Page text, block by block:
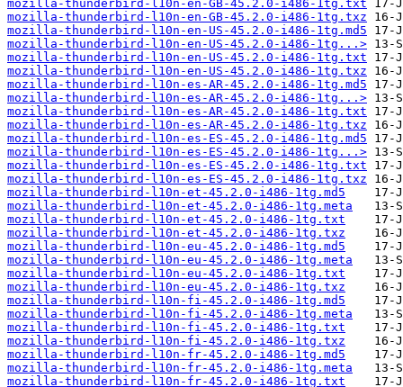
mozilla-thunderbird-l10n-en-GB-45.2.0-i486-1tg.txt
mozilla-thunderbird-l10n-en-GB-45.2.0-i486-1tg.txz
mozilla-thunderbird-l10n-en-US-45.2.0-i486-1tg.md5
mozilla-thunderbird-l10n-en-US-45.2.0-i486-1tg...>
mozilla-thunderbird-l10n-en-US-45.2.0-i486-1tg.txt
mozilla-thunderbird-l10n-en-US-45.2.0-i486-1tg.txz
mozilla-thunderbird-l10n-es-AR-45.2.0-i486-1tg.md5
mozilla-thunderbird-l10n-es-AR-45.2.0-i486-1tg...>
mozilla-thunderbird-l10n-es-AR-45.2.0-i486-1tg.txt
mozilla-thunderbird-l10n-es-AR-45.2.0-i486-1tg.txz
mozilla-thunderbird-l10n-es-ES-45.2.0-i486-1tg.md5
mozilla-thunderbird-l10n-es-ES-45.2.0-i486-1tg...>
mozilla-thunderbird-l10n-es-ES-45.2.0-i486-1tg.txt
mozilla-thunderbird-l10n-es-ES-45.2.0-i486-1tg.txz
mozilla-thunderbird-l10n-et-45.2.0-i486-1tg.md5
mozilla-thunderbird-l10n-et-45.2.0-i486-1tg.meta
mozilla-thunderbird-l10n-et-45.2.0-i486-1tg.txt
mozilla-thunderbird-l10n-et-45.2.0-i486-1tg.txz
mozilla-thunderbird-l10n-eu-45.2.0-i486-1tg.md5
mozilla-thunderbird-l10n-eu-45.2.0-i486-1tg.meta
mozilla-thunderbird-l10n-eu-45.2.0-i486-1tg.txt
mozilla-thunderbird-l10n-eu-45.2.0-i486-1tg.txz
mozilla-thunderbird-l10n-fi-45.2.0-i486-1tg.md5
mozilla-thunderbird-l10n-fi-45.2.0-i486-1tg.meta
mozilla-thunderbird-l10n-fi-45.2.0-i486-1tg.txt
mozilla-thunderbird-l10n-fi-45.2.0-i486-1tg.txz
mozilla-thunderbird-l10n-fr-45.2.0-i486-1tg.md5
mozilla-thunderbird-l10n-fr-45.2.0-i486-1tg.meta
mozilla-thunderbird-l10n-fr-45.2.0-i486-1tg.txt